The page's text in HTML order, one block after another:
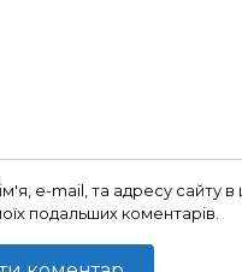
e-mail, та адресу сайту в
подальших коментарів.